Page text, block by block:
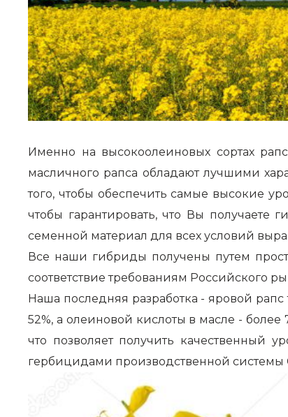
Именно на высокоолеиновых сортах
масличного рапса обладают лучшими
того, чтобы обеспечить самые высокие
чтобы гарантировать, что Вы получаете
семенной материал для всех условий
Все наши гибриды получены путем
соответствие требованиям Российского
Наша последняя разработка - яровой
52%, а олеиновой кислоты в масле -
что позволяет получить качественный
гербицидами производственной системы